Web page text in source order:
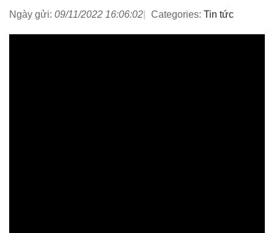
Ngày gửi: 09/11/2022 16:06:02 Categories: Tin tức